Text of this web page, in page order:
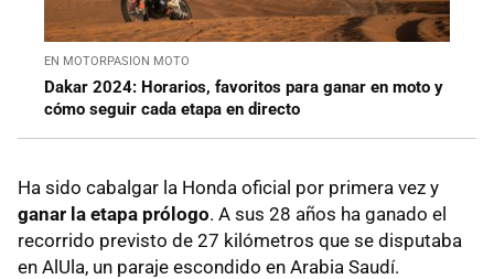
EN MOTORPASION MOTO
Dakar 2024: Horarios, favoritos para ganar en moto y
cómo seguir cada etapa en directo
Ha sido cabalgar la Honda oficial por primera vez y
ganar la etapa prólogo. A sus 28 años ha ganado el
recorrido previsto de 27 kilómetros que se disputaba
en AlUla, un paraje escondido en Arabia Saudí.